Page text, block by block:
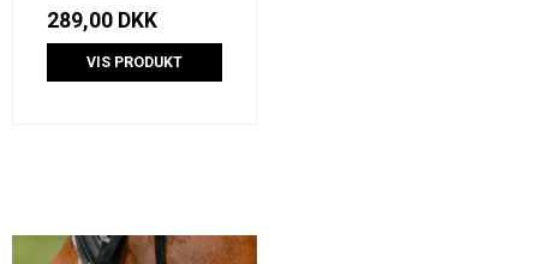
289,00 DKK
VIS PRODUKT